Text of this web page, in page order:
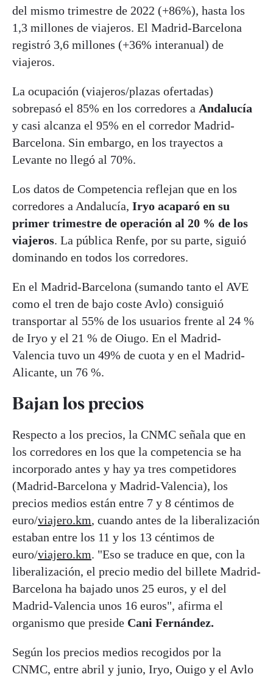
del mismo trimestre de 2022 (+86%), hasta los
1,3 millones de viajeros. El Madrid-Barcelona
registró 3,6 millones (+36% interanual) de
viajeros.
La ocupación (viajeros/plazas ofertadas)
sobrepasó el 85% en los corredores a Andalucía
y casi alcanza el 95% en el corredor Madrid-
Barcelona. Sin embargo, en los trayectos a
Levante no llegó al 70%.
Los datos de Competencia reflejan que en los
corredores a Andalucía, Iryo acaparó en su
primer trimestre de operación al 20 % de los
viajeros. La pública Renfe, por su parte, siguió
dominando en todos los corredores.
En el Madrid-Barcelona (sumando tanto el AVE
como el tren de bajo coste Avlo) consiguió
transportar al 55% de los usuarios frente al 24 %
de Iryo y el 21 % de Oiugo. En el Madrid-
Valencia tuvo un 49% de cuota y en el Madrid-
Alicante, un 76 %.
Bajan los precios
Respecto a los precios, la CNMC señala que en
los corredores en los que la competencia se ha
incorporado antes y hay ya tres competidores
(Madrid-Barcelona y Madrid-Valencia), los
precios medios están entre 7 y 8 céntimos de
euro/viajero.km, cuando antes de la liberalización
estaban entre los 11 y los 13 céntimos de
euro/viajero.km. "Eso se traduce en que, con la
liberalización, el precio medio del billete Madrid-
Barcelona ha bajado unos 25 euros, y el del
Madrid-Valencia unos 16 euros", afirma el
organismo que preside Cani Fernández.
Según los precios medios recogidos por la
CNMC, entre abril y junio, Iryo, Ouigo y el Avlo